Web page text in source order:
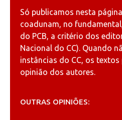
Só publicamos nesta
coadunam, no
do PCB, a critério dos
Nacional do CC). Quando
instâncias do CC, os
opinião dos autores.
OUTRAS OPINIÕES: